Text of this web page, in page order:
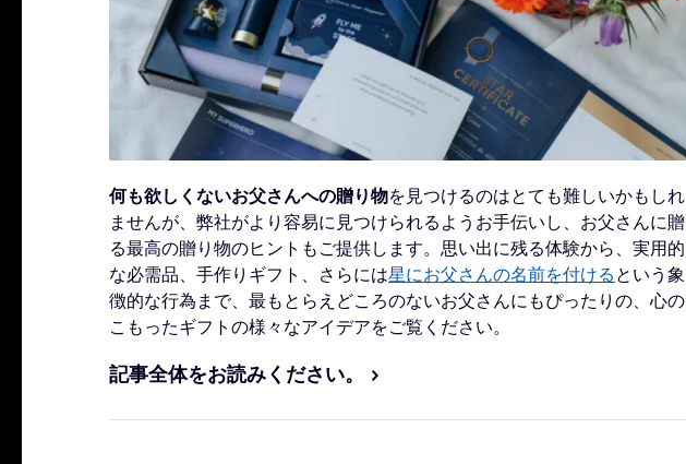
何も欲しくないお父さんへの贈り物を見つけるのはとても難しいかもしれ
ませんが、弊社がより容易に見つけられるようお手伝いし、お父さんに贈
る最高の贈り物のヒントもご提供します。思い出に残る体験から、実用的
な必需品、手作りギフト、さらには星にお父さんの名前を付ける という象
徴的な行為まで、最もとらえどころのないお父さんにもぴったりの、心の
こもったギフトの様々なアイデアをご覧ください。
記事全体をお読みください。